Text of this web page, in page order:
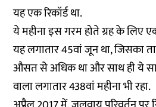
यह एक रिकॉर्ड था.
ये महीना इस गरम होते ग्रह के लिए
यह लगातार 45वां जून था, जिसका
औसत से अधिक था और साथ ही ये
वाला लगातार 438वां महीना भी रहा.